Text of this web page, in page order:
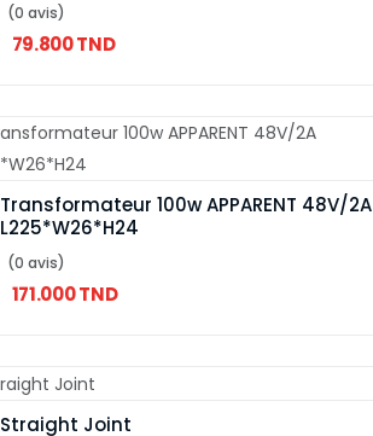
(0 avis)
79.800 TND
Transformateur 100w APPARENT 48V/2A
L225*W26*H24
(0 avis)
171.000 TND
Straight Joint